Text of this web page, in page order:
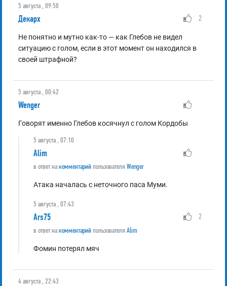
5 августа , 09:50
Декарх 2
Не понятно и мутно как-то — как Глебов не видел
ситуацию с голом, если в этот момент он находился в
своей штрафной?
5 августа , 00:42
Wenger
Говорят именно Глебов косячнул с голом Кордобы
5 августа , 07:10
Alim
в ответ накомментарий пользователяWenger
Атака началась с неточного паса Муми.
5 августа , 07:43
Ars75 2
в ответ накомментарий пользователяAlim
Фомин потерял мяч
4 августа , 22:43